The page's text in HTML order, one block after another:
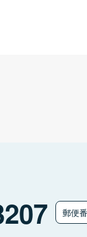
郵便